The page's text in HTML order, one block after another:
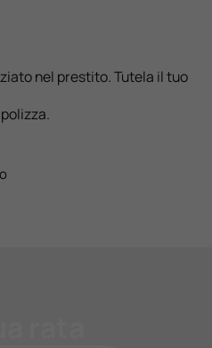
nel prestito. Tutela il tuo